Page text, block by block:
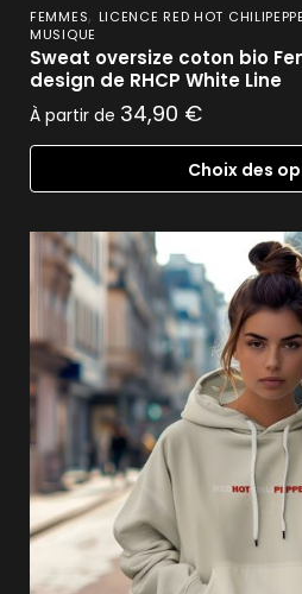
FEMMES, LICENCE RED HOT
MUSIQUE
Sweat oversize coton bio
design de RHCP White Line
À partir de 34,90 €
Choix des